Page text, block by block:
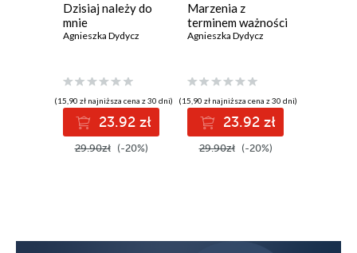
Dzisiaj należy do
mnie
Agnieszka Dydycz
(15,90 zł najniższa cena z 30 dni)
23.92 zł
29.90zł (-20%)
Marzenia z
terminem ważności
Agnieszka Dydycz
(15,90 zł najniższa cena z 30 dni)
23.92 zł
29.90zł (-20%)